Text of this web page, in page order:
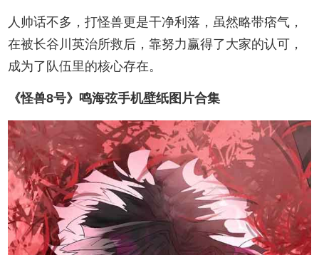
人帅话不多，打怪兽更是干净利落，虽然略带痞气，
在被长谷川英治所救后，靠努力赢得了大家的认可，
成为了队伍里的核心存在。
《怪兽8号》鸣海弦手机壁纸图片合集